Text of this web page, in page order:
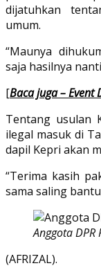
dijatuhkan
umum.
“Maunya
saja hasilnya
[Baca juga – Event
Tentang usulan
ilegal masuk di
dapil Kepri akan
“Terima kasih
sama saling
Anggota
(AFRIZAL).